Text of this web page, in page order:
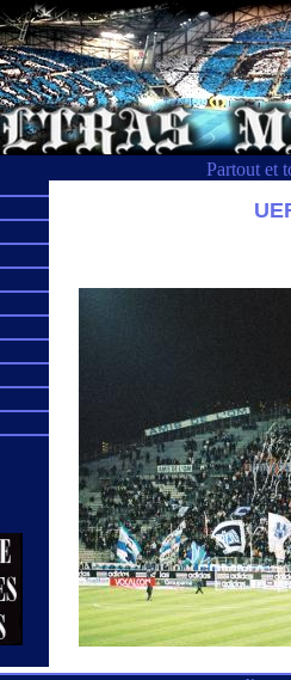
Partout et